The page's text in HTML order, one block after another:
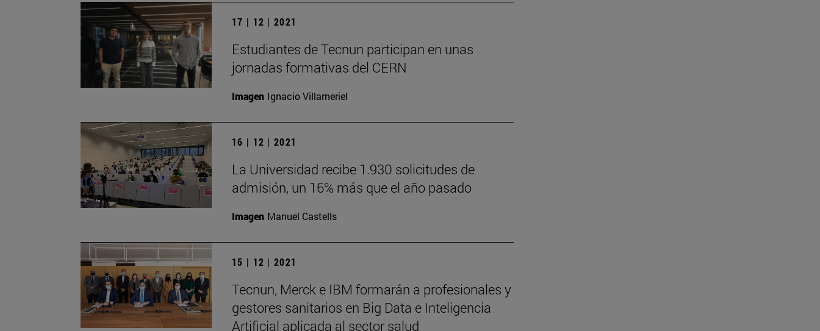
17 | 12 | 2021
Estudiantes de Tecnun participan en unas
jornadas formativas del CERN
Imagen Ignacio Villameriel
16 | 12 | 2021
La Universidad recibe 1.930 solicitudes de
admisión, un 16% más que el año pasado
Imagen Manuel Castells
15 | 12 | 2021
Tecnun, Merck e IBM formarán a profesionales y
gestores sanitarios en Big Data e Inteligencia
Artificial aplicada al sector salud